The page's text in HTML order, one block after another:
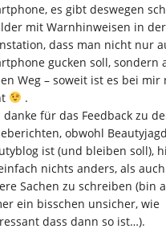
es gibt deswegen
mit Warnhinweisen in der
dass man nicht nur
gucken soll, sondern
Weg – soweit ist es bei mir
.
danke für das Feedback zu
obwohl
ist (und bleiben soll),
nichts anders, als
Sachen zu schreiben (bin
ein bisschen unsicher, wie
dass dann so ist…).